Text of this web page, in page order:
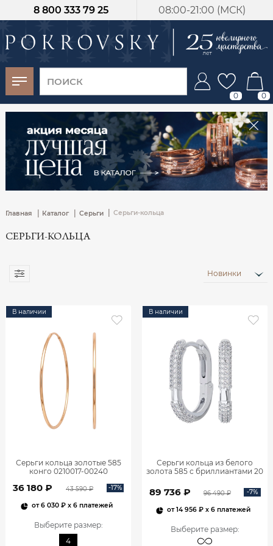
08:00-21:00 (МСК)
8 800 333 79 25
0 0
Главная | Каталог | Серьги Серьги-кольца
СЕРЬГИ-КОЛЬЦА
Новинки
В наличии
Серьги кольца золотые 585
конго 0210017-00240
36 180 ₽ 43 590 ₽ -17%
от6 030 ₽x 6 платежей
Выберите размер:
4
В наличии
Серьги кольца из белого
золота 585 с бриллиантами 20
89 736 ₽ 96 490 ₽ -7%
от14 956 ₽x 6 платежей
Выберите размер:
-30%
от 15 дней с
момента оплаты